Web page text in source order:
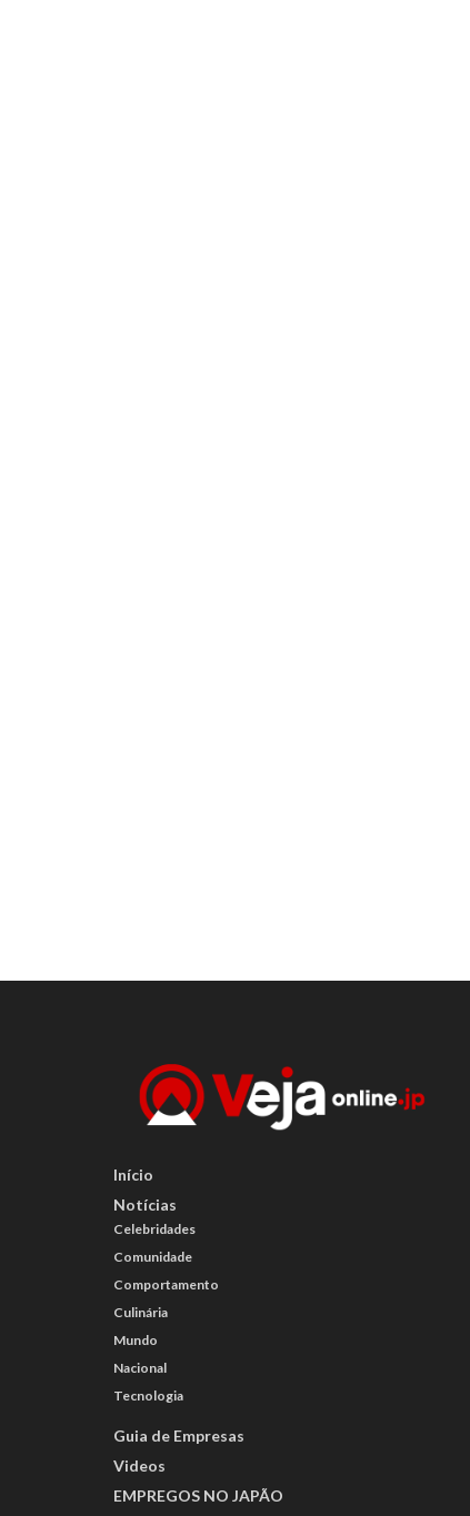
Início
Notícias
Celebridades
Comunidade
Comportamento
Culinária
Mundo
Nacional
Tecnologia
Guia de Empresas
Videos
EMPREGOS NO JAPÃO